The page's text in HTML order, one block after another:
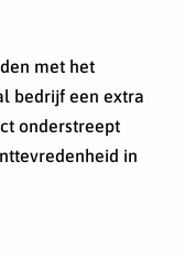
met het
bedrijf een extra
onderstreept
in